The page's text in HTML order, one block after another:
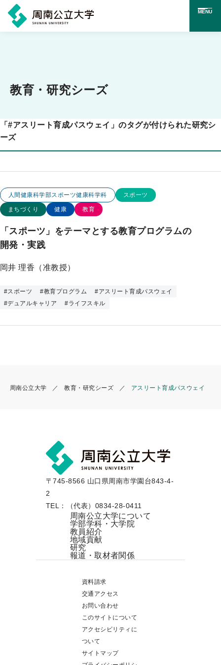
ン
ツ
キ
ッ
プ
MENU
教育・研究シーズ
「#アスリート育成パスウェイ」のタグが付けられた研究シ
ーズ
この研究のカテゴリー
人間健康科学部スポーツ健康科学科 スポーツ
まちづくり 健康 教育
「スポーツ」をテーマとする教育プログラムの
開発・実践
岡井 理香（准教授）
この研究のキーワード
#スポーツ #教育プログラム #アスリート育成パスウェイ
#デュアルキャリア #ライフスキル
周南公立大学 教育・研究シーズ アスリート育成パスウェイ
〒745-8566 山口県周南市学園台843-4-
2
TEL：（代表）0834-28-0411
周南公立大学について
学部学科・大学院
教員紹介
地域貢献
研究
報道・取材者関係
資料請求
交通アクセス
お問い合わせ
このサイトについて
アクセシビリティに
ついて
サイトマップ